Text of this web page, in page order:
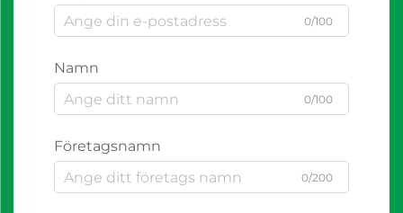
0/100
Namn
0/100
Företagsnamn
0/200